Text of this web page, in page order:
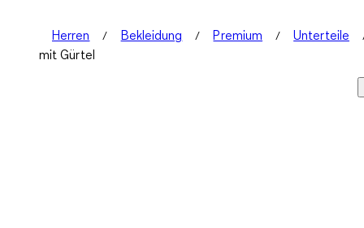
Herren Bekleidung Premium
Unterteile
mit Gürtel